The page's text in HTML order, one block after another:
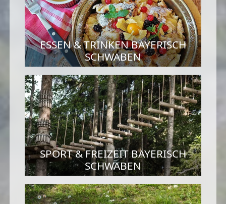
ESSEN & TRINKEN BAYERISCH
SCHWABEN
SPORT & FREIZEIT BAYERISCH
SCHWABEN